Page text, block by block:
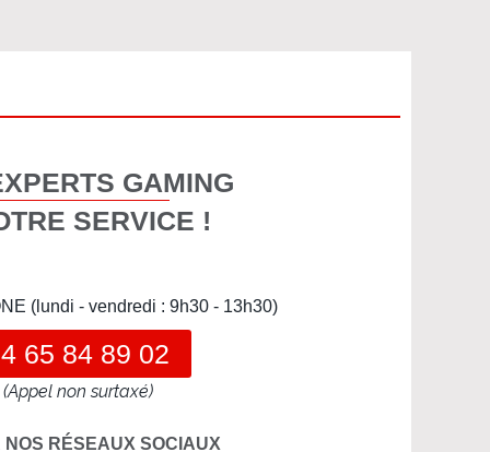
GAMING
SERVICE !
(lundi - vendredi : 9h30 - 13h30)
65 84 89 02
(Appel non surtaxé)
NOS RÉSEAUX SOCIAUX